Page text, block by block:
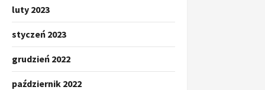
luty 2023
styczeń 2023
grudzień 2022
październik 2022